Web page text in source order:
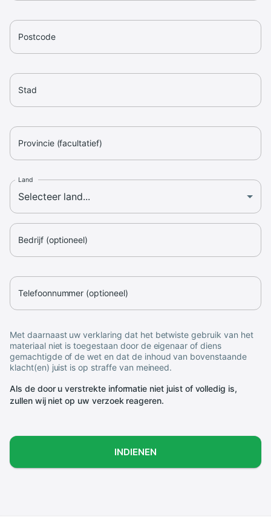
Postcode
Stad
Provincie (facultatief)
Land
Bedrijf (optioneel)
Telefoonnummer (optioneel)
Met daarnaast uw verklaring dat het betwiste gebruik van het
materiaal niet is toegestaan door de eigenaar of diens
gemachtigde of de wet en dat de inhoud van bovenstaande
klacht(en) juist is op straffe van meineed.
Als de door u verstrekte informatie niet juist of volledig is,
zullen wij niet op uw verzoek reageren.
INDIENEN